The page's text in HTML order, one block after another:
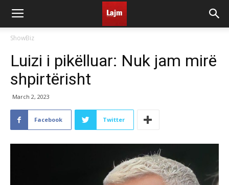
ShowBiz
Luizi i pikëlluar: Nuk jam mirë
shpirtërisht
March 2, 2023
Facebook Twitter